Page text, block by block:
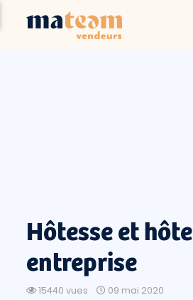
Hôtesse et hôte
entreprise
15440 vues 09 mai 2020